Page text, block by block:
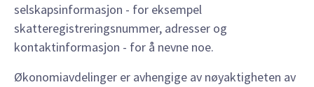
selskapsinformasjon - for eksempel
skatteregistreringsnummer, adresser og
kontaktinformasjon - for å nevne noe.
Økonomiavdelinger er avhengige av nøyaktigheten av